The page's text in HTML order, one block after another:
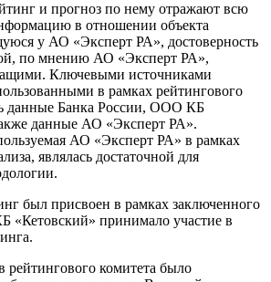
и прогноз по нему отражают всю
в отношении объекта
у АО «Эксперт РА», достоверность
по мнению АО «Эксперт РА»,
Ключевыми источниками
в рамках рейтингового
данные Банка России, ООО КБ
данные АО «Эксперт РА».
АО «Эксперт РА» в рамках
являлась достаточной для
был присвоен в рамках заключенного
«Кетовский» принимало участие в
рейтингового комитета было